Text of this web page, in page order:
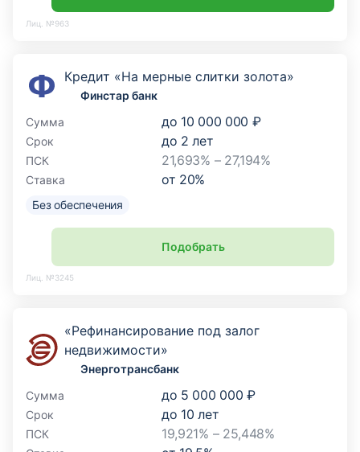
Лиц. №963
Кредит «На мерные слитки золота»
Финстар банк
Сумма
до 10 000 000 ₽
Срок до 2 лет
ПСК 21,693% – 27,194%
Ставка от 20%
Без обеспечения
Подобрать
Лиц. №3245
«Рефинансирование под залог
недвижимости»
Энерготрансбанк
Сумма
до 5 000 000 ₽
Срок до 10 лет
ПСК 19,921% – 25,448%